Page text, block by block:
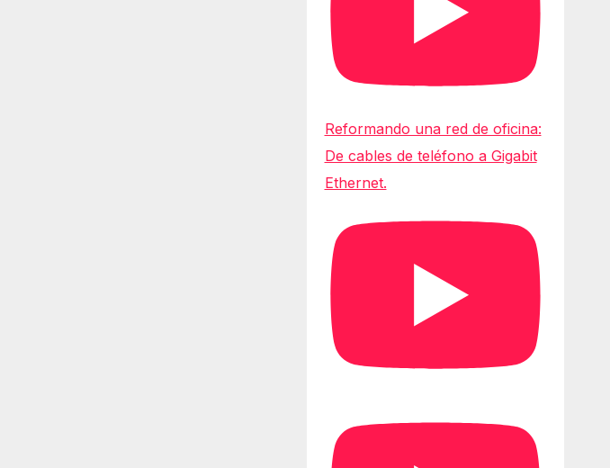
Reformando una red de oficina:
De cables de teléfono a Gigabit
Ethernet.